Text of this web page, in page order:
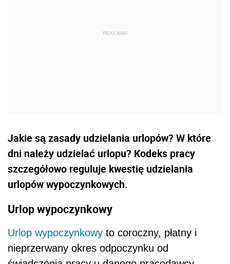
Jakie są zasady udzielania urlopów? W które
dni należy udzielać urlopu? Kodeks pracy
szczegółowo reguluje kwestię udzielania
urlopów wypoczynkowych.
Urlop wypoczynkowy
Urlop wypoczynkowy to coroczny, płatny i
nieprzerwany okres odpoczynku od